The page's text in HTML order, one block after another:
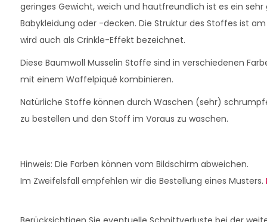
geringes Gewicht, weich und hautfreundlich ist es ein
Babykleidung oder -decken. Die Struktur des Stoffes ist
wird auch als Crinkle-Effekt bezeichnet.
Diese Baumwoll Musselin Stoffe sind in verschiedenen
mit einem Waffelpiqué kombinieren.
Natürliche Stoffe können durch Waschen (sehr)
zu bestellen und den Stoff im Voraus zu waschen.
Hinweis: Die Farben können vom Bildschirm abweichen.
Im Zweifelsfall empfehlen wir die Bestellung eines Musters.